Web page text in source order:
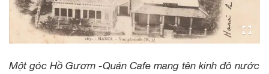
Một góc Hồ Gươm -Quán Cafe mang tên kinh đô nước